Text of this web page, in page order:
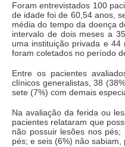
Foram entrevistados 100
de idade foi de 60,54 anos,
média do tempo da doença
intervalo de dois meses a
uma instituição privada e 44
foram coletados no período
Entre os pacientes
clínicos generalistas, 38
sete (7%) com demais
Na avaliação da ferida ou
pacientes relataram que
não possuir lesões nos
pés; e seis (6%) não